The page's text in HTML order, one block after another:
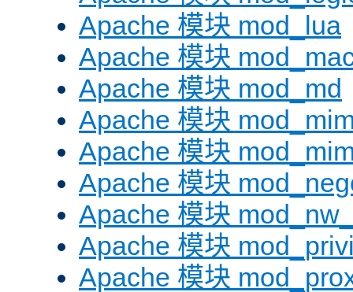
Apache 模块 mod_lua
Apache 模块
Apache 模块 mod_md
Apache 模块
Apache 模块
Apache 模块
Apache 模块
Apache 模块
Apache 模块